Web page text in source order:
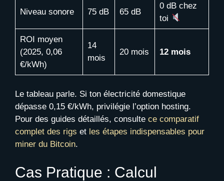
Niveau sonore 75 dB 65 dB
0 dB chez
toi
ROI moyen
(2025, 0,06
€/kWh)
14
mois
20 mois 12 mois
Le tableau parle. Si ton électricité domestique
dépasse 0,15 €/kWh, privilégie l’option hosting.
Pour des guides détaillés, consulte ce comparatif
complet des rigs et les étapes indispensables pour
miner du Bitcoin.
Cas Pratique : Calcul